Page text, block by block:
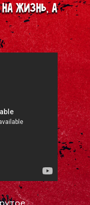
на жизнь, а
на жизнь, а